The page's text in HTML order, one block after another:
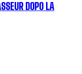
DOPO LA